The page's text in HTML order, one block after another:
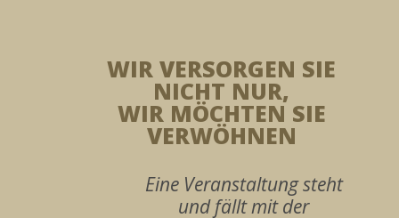
WIR VERSORGEN SIE
NICHT NUR,
WIR MÖCHTEN SIE
VERWÖHNEN
Eine Veranstaltung steht
und fällt mit der